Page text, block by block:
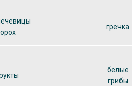
гречка
белые
грибы